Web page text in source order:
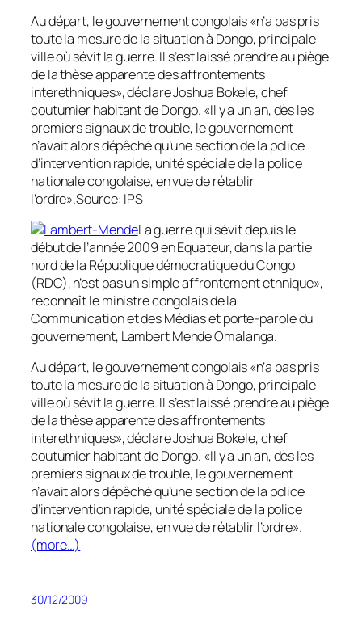
Au départ, le gouvernement congolais «n’a pas pris
toute la mesure de la situation à Dongo, principale
ville où sévit la guerre. Il s’est laissé prendre au piège
de la thèse apparente des affrontements
interethniques», déclare Joshua Bokele, chef
coutumier habitant de Dongo. «Il y a un an, dès les
premiers signaux de trouble, le gouvernement
n’avait alors dépêché qu’une section de la police
d’intervention rapide, unité spéciale de la police
nationale congolaise, en vue de rétablir
l’ordre».Source: IPS
La guerre qui sévit depuis le
début de l’année 2009 en Equateur, dans la partie
nord de la République démocratique du Congo
(RDC), n’est pas un simple affrontement ethnique»,
reconnaît le ministre congolais de la
Communication et des Médias et porte-parole du
gouvernement, Lambert Mende Omalanga.
Au départ, le gouvernement congolais «n’a pas pris
toute la mesure de la situation à Dongo, principale
ville où sévit la guerre. Il s’est laissé prendre au piège
de la thèse apparente des affrontements
interethniques», déclare Joshua Bokele, chef
coutumier habitant de Dongo. «Il y a un an, dès les
premiers signaux de trouble, le gouvernement
n’avait alors dépêché qu’une section de la police
d’intervention rapide, unité spéciale de la police
nationale congolaise, en vue de rétablir l’ordre».
(more…)
30/12/2009